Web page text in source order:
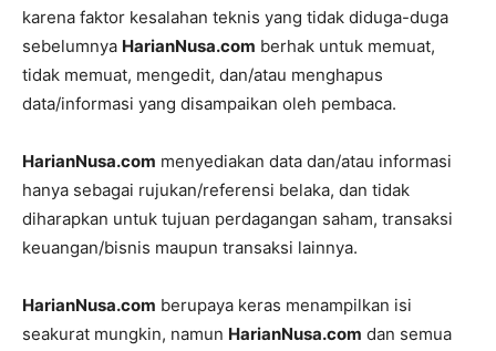
karena faktor kesalahan teknis yang tidak diduga-duga
sebelumnya HarianNusa.com berhak untuk memuat,
tidak memuat, mengedit, dan/atau menghapus
data/informasi yang disampaikan oleh pembaca.
HarianNusa.com menyediakan data dan/atau informasi
hanya sebagai rujukan/referensi belaka, dan tidak
diharapkan untuk tujuan perdagangan saham, transaksi
keuangan/bisnis maupun transaksi lainnya.
HarianNusa.com berupaya keras menampilkan isi
seakurat mungkin, namun HarianNusa.com dan semua